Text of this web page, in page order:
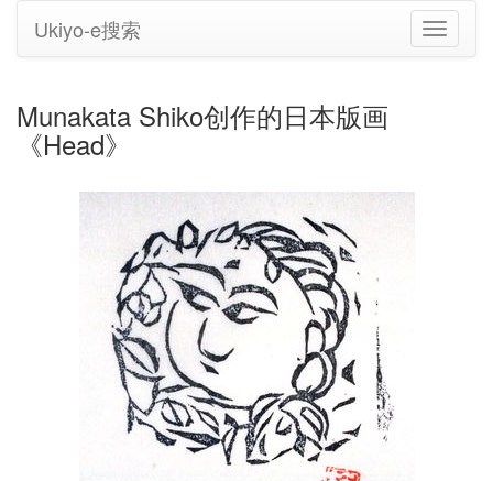
切
换
Ukiyo-e搜索
Munakata Shiko创作的日本版画
《Head》